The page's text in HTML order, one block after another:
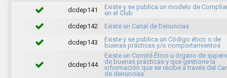
dcdep141
Existe y se publica un modelo de
en el Club
dcdep142
Existe un Canal de Denuncias
dcdep143
Existe y se publica un Código ético o de
buenas prácticas y/o comportamientos
dcdep144
Existe un Comité Ético u órgano de
de buenas prácticas y que gestione la
información que se recibe a través del
de denuncias